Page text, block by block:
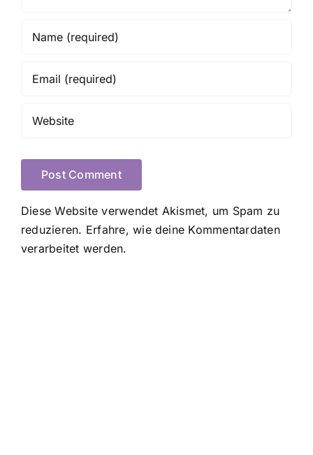
Diese Website verwendet Akismet, um Spam zu
reduzieren. Erfahre, wie deine Kommentardaten
verarbeitet werden.